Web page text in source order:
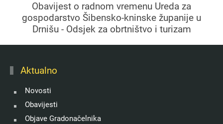
Obavijest o radnom vremenu Ureda za
gospodarstvo Šibensko-kninske županije u
Drnišu - Odsjek za obrtništvo i turizam
Aktualno
Novosti
Obavijesti
Objave Gradonačelnika